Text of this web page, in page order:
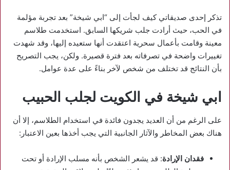
تذكر إحدى صديقاتي كيف لجأت إلى “ابي شيخة” بعد تجربة مؤلمة
في الحب، حيث أرادت جلب شريكها السابق. استخدمت طلاسم
معينة وقامت بأعمال سحرية اعتقدت أنها ستعيده إليها، وقد شهدت
تغييرات واضحة في تصرفاته بعد فترة قصيرة. ولكن، يجب التصريح
بأن النتائج قد تختلف من شخص لآخر بناءً على عدة عوامل.
ابي شيخة في الكويت لجلب الحبيب
على الرغم من أن العديد يجدون فائدة في استخدام الطلاسم، إلا أن
هناك بعض المخاطر والآثار الجانبية التي يجب أخذها بعين الاعتبار:
فقدان الإرادة: قد يشعر الشخص بأنه مسلب الإرادة أو تحت